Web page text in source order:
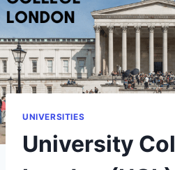
UNIVERSITIES
University